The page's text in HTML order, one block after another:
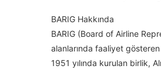
BARIG Hakkında
BARIG (Board of Airline
alanlarında faaliyet
1951 yılında kurulan birlik,